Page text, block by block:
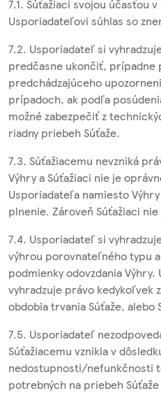
7.1. Súťažiaci svojou účasťou
Usporiadateľovi súhlas so
7.2. Usporiadateľ si
predčasne ukončiť, prípadne
predchádzajúceho
prípadoch, ak podľa
možné zabezpečiť z
riadny priebeh Súťaže.
7.3. Súťažiacemu nevzniká
Výhry a Súťažiaci nie je
Usporiadateľa namiesto
plnenie. Zároveň Súťažiaci
7.4. Usporiadateľ si
výhrou porovnateľného typu
podmienky odovzdania
vyhradzuje právo kedykoľvek
obdobia trvania Súťaže,
7.5. Usporiadateľ
Súťažiacemu vznikla v
nedostupnosti/nefunkčnosti
potrebných na priebeh